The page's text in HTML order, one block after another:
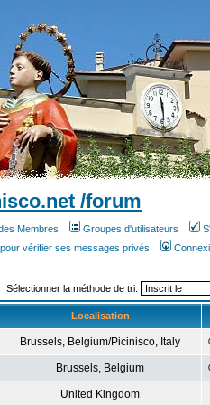
/forum
Membres Groupes d'utilisateurs
vérifier ses messages privés
Sélectionner la méthode de tri:
Localisation
Brussels, Belgium/Picinisco, Italy
Brussels, Belgium
United Kingdom